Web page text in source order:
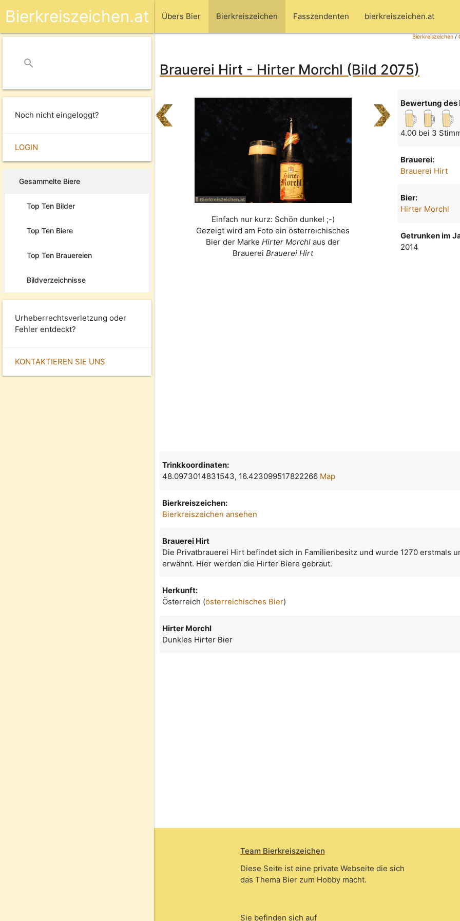
Übers Bier Bierkreiszeichen Fasszendenten bierkreiszeichen.at
Bierkreiszeichen.at
search
Noch nicht eingeloggt?
LOGIN
Gesammelte Biere
Top Ten Bilder
Top Ten Biere
Top Ten Brauereien
Bildverzeichnisse
Urheberrechtsverletzung oder
Fehler entdeckt?
KONTAKTIEREN SIE UNS
Bierkreiszeichen/
Brauerei Hirt - Hirter Morchl (Bild 2075)
Einfach nur kurz: Schön dunkel ;-)
Gezeigt wird am Foto ein österreichisches
Bier der MarkeHirter Morchl aus der
BrauereiBrauerei Hirt
Bewertung des
4.00 bei 3
Brauerei:
Brauerei Hirt
Bier:
Hirter Morchl
Getrunken im
2014
Trinkkoordinaten:
48.0973014831543, 16.423099517822266 Map
Bierkreiszeichen:
Bierkreiszeichen ansehen
Brauerei Hirt
Die Privatbrauerei Hirt befindet sich in Familienbesitz und wurde 1270 erstmals
erwähnt. Hier werden die Hirter Biere gebraut.
Herkunft:
Österreich (österreichisches Bier)
Hirter Morchl
Dunkles Hirter Bier
Team Bierkreiszeichen
Diese Seite ist eine private Webseite die sich
das Thema Bier zum Hobby macht.
Sie befinden sich auf